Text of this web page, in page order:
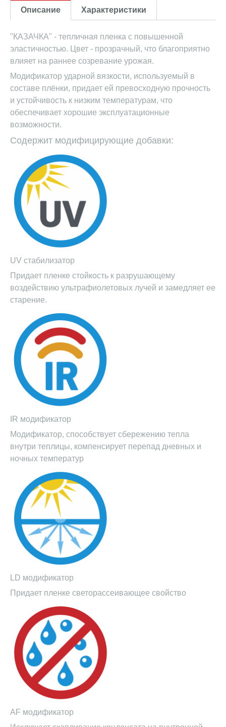
Описание Характеристики
"КАЗАЧКА" - тепличная пленка с повышенной
эластичностью. Цвет - прозрачный, что благоприятно
влияет на раннее созревание урожая.
Модификатор ударной вязкости, используемый в
составе плёнки, придает ей превосходную прочность
и устойчивость к низким температурам, что
обеспечивает хорошие эксплуатационные
возможности.
Содержит модифицирующие добавки:
UV стабилизатор
Придает пленке стойкость к разрушающему
воздействию ультрафиолетовых лучей и замедляет ее
старение.
IR модификатор
Модификатор, способствует сбережению тепла
внутри теплицы, компенсирует перепад дневных и
ночных температур
LD модификатор
Придает пленке светорассеивающее свойство
AF модификатор